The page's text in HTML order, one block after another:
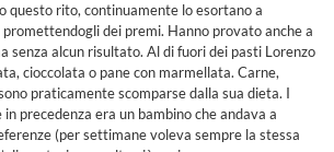
rito, continuamente lo esortano a
dei premi. Hanno provato anche a
senza alcun risultato. Al di fuori dei pasti Lorenzo
cioccolata o pane con marmellata. Carne,
praticamente scomparse dalla sua dieta. I
precedenza era un bambino che andava a
(per settimane voleva sempre la stessa